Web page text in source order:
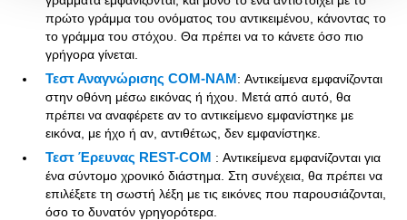
πρώτο γράμμα του ονόματος του αντικειμένου, κάνοντας το
το γράμμα του στόχου. Θα πρέπει να το κάνετε όσο πιο
γρήγορα γίνεται.
Τεστ Αναγνώρισης COM-NAM : Αντικείμενα εμφανίζονται
στην οθόνη μέσω εικόνας ή ήχου. Μετά από αυτό, θα
πρέπει να αναφέρετε αν το αντικείμενο εμφανίστηκε με
εικόνα, με ήχο ή αν, αντιθέτως, δεν εμφανίστηκε.
Τεστ Έρευνας REST-COM : Αντικείμενα εμφανίζονται για
ένα σύντομο χρονικό διάστημα. Στη συνέχεια, θα πρέπει να
επιλέξετε τη σωστή λέξη με τις εικόνες που παρουσιάζονται,
όσο το δυνατόν γρηγορότερα.